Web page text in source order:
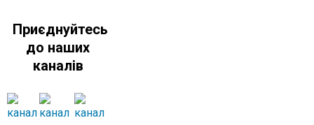
Приєднуйтесь
до наших
каналів